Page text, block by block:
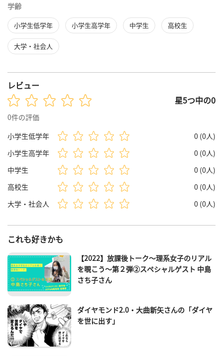
学齢
小学生低学年 小学生高学年 中学生 高校生
大学・社会人
レビュー
星5つ中の0
0件の評価
小学生低学年
0 (0人)
小学生高学年
0 (0人)
中学生
0 (0人)
高校生
0 (0人)
大学・社会人
0 (0人)
これも好きかも
【2022】放課後トーク～理系女子のリアル
を覗こう～第２弾②スペシャルゲスト 中島
さち子さん
ダイヤモンド2.0・大曲新矢さんの「ダイヤ
を世に出す」